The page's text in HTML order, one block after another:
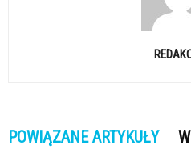
POWIĄZANE ARTYKUŁY